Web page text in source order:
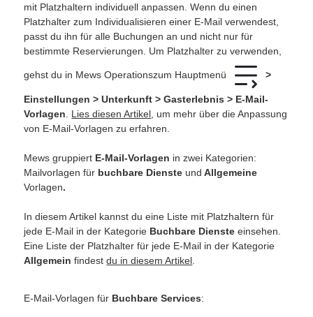
mit Platzhaltern individuell anpassen. Wenn du einen
Platzhalter zum Individualisieren einer E-Mail verwendest,
passt du ihn für alle Buchungen an und nicht nur für
bestimmte Reservierungen. Um Platzhalter zu verwenden,
gehst du in Mews Operationszum Hauptmenü >
Einstellungen > Unterkunft > Gasterlebnis > E-Mail-
Vorlagen
Lies diesen Artikel , um mehr über die Anpassung
von E-Mail-Vorlagen zu erfahren.
Mews gruppiert E-Mail-Vorlagen in zwei Kategorien:
Mailvorlagen für buchbare Dienste und Allgemeine
Vorlagen.
In diesem Artikel kannst du eine Liste mit Platzhaltern für
jede E-Mail in der Kategorie Buchbare Dienste einsehen.
Eine Liste der Platzhalter für jede E-Mail in der Kategorie
Allgemein findestdu in diesem Artikel
E-Mail-Vorlagen für Buchbare Services: